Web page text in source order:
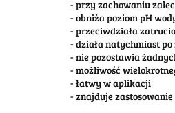
- przy zachowaniu
- obniża poziom pH
- przeciwdziała
- działa natychmiast
- nie pozostawia
- możliwość
- łatwy w aplikacji
- znajduje